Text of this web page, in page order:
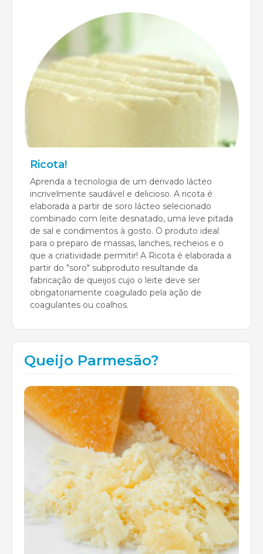
Ricota!
Aprenda a tecnologia de um derivado lácteo
incrivelmente saudável e delicioso. A ricota é
elaborada a partir de soro lácteo selecionado
combinado com leite desnatado, uma leve pitada
de sal e condimentos à gosto. O produto ideal
para o preparo de massas, lanches, recheios e o
que a criatividade permitir! A Ricota é elaborada a
partir do "soro" subproduto resultande da
fabricação de queijos cujo o leite deve ser
obrigatoriamente coagulado pela ação de
coagulantes ou coalhos.
Queijo Parmesão?